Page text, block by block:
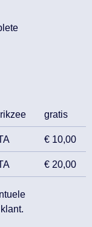
gratis
€ 10,00
€ 20,00